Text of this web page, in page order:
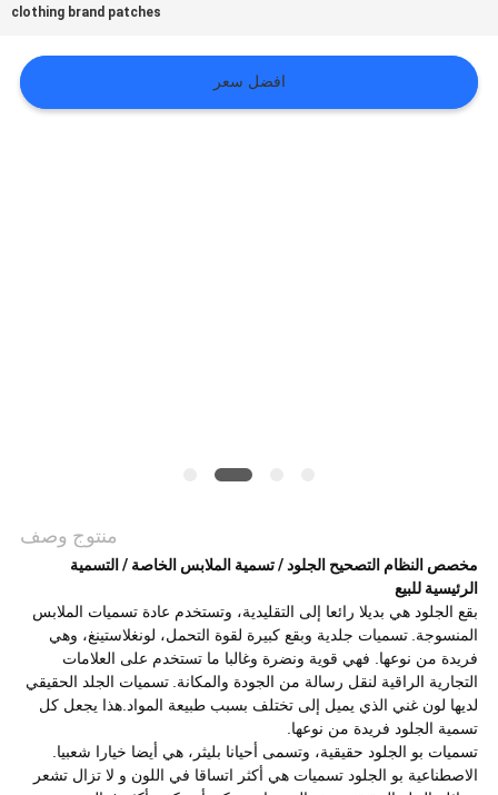
القضايا
clothing brand patches
افضل سعر
منتوج وصف
مخصص النظام التصحيح الجلود / تسمية الملابس الخاصة / التسمية
الرئيسية للبيع
بقع الجلود هي بديلا رائعا إلى التقليدية، وتستخدم عادة تسميات الملابس
المنسوجة. تسميات جلدية وبقع كبيرة لقوة التحمل، لونغلاستينغ، وهي
فريدة من نوعها. فهي قوية ونضرة وغالبا ما تستخدم على العلامات
التجارية الراقية لنقل رسالة من الجودة والمكانة. تسميات الجلد الحقيقي
لديها لون غني الذي يميل إلى تختلف بسبب طبيعة المواد.هذا يجعل كل
تسمية الجلود فريدة من نوعها.
تسميات بو الجلود حقيقية، وتسمى أحيانا بليثر، هي أيضا خيارا شعبيا.
الاصطناعية بو الجلود تسميات هي أكثر اتساقا في اللون و لا تزال تشعر